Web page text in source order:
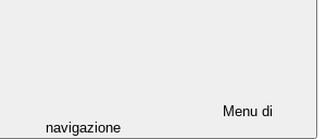
Menu di
navigazione